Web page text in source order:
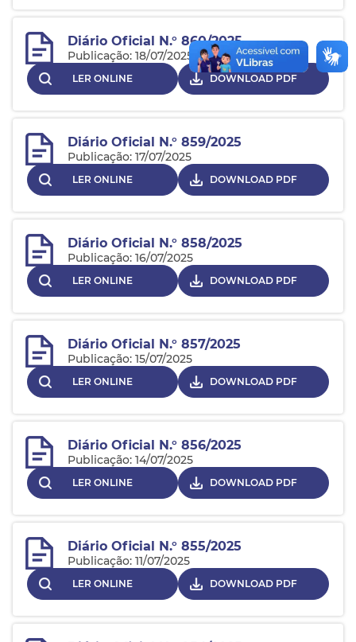
Diário Oficial N.° 860/2025
Publicação: 18/07/2025
LER ONLINE DOWNLOAD PDF
Diário Oficial N.° 859/2025
Publicação: 17/07/2025
LER ONLINE DOWNLOAD PDF
Diário Oficial N.° 858/2025
Publicação: 16/07/2025
LER ONLINE DOWNLOAD PDF
Diário Oficial N.° 857/2025
Publicação: 15/07/2025
LER ONLINE DOWNLOAD PDF
Diário Oficial N.° 856/2025
Publicação: 14/07/2025
LER ONLINE DOWNLOAD PDF
Diário Oficial N.° 855/2025
Publicação: 11/07/2025
LER ONLINE DOWNLOAD PDF